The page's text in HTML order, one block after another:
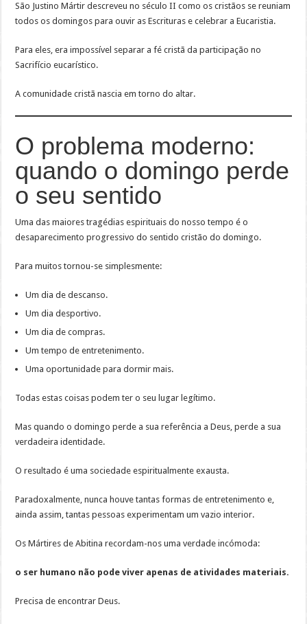
São Justino Mártir descreveu no século II como os cristãos se reuniam
todos os domingos para ouvir as Escrituras e celebrar a Eucaristia.
Para eles, era impossível separar a fé cristã da participação no
Sacrifício eucarístico.
A comunidade cristã nascia em torno do altar.
O problema moderno:
quando o domingo perde
o seu sentido
Uma das maiores tragédias espirituais do nosso tempo é o
desaparecimento progressivo do sentido cristão do domingo.
Para muitos tornou-se simplesmente:
Um dia de descanso.
Um dia desportivo.
Um dia de compras.
Um tempo de entretenimento.
Uma oportunidade para dormir mais.
Todas estas coisas podem ter o seu lugar legítimo.
Mas quando o domingo perde a sua referência a Deus, perde a sua
verdadeira identidade.
O resultado é uma sociedade espiritualmente exausta.
Paradoxalmente, nunca houve tantas formas de entretenimento e,
ainda assim, tantas pessoas experimentam um vazio interior.
Os Mártires de Abitina recordam-nos uma verdade incómoda:
o ser humano não pode viver apenas de atividades materiais.
Precisa de encontrar Deus.